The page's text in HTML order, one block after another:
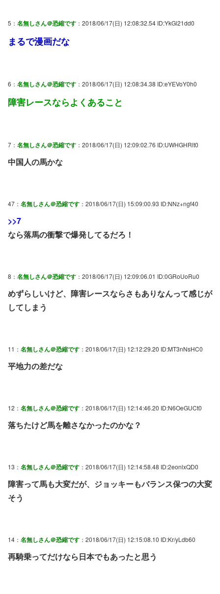
5： 名無しさん＠恐縮です ：2018/06/17(日) 12:08:32.54 ID:YkGl21dd0
まるで漫画だな
6： 名無しさん＠恐縮です ：2018/06/17(日) 12:08:34.38 ID:eYEVoY0h0
障害レースならよくあること
7： 名無しさん＠恐縮です ：2018/06/17(日) 12:09:02.76 ID:UWHGHRlt0
中国人の馬かな
47： 名無しさん＠恐縮です ：2018/06/17(日) 15:09:00.93 ID:NNz+ngf40
>>7
なら落馬の衝撃で爆発してるだろ！
8： 名無しさん＠恐縮です ：2018/06/17(日) 12:09:06.01 ID:0GRoUoRu0
めずらしいけど、障害レースならさもありなんって感じが
してしまう
11： 名無しさん＠恐縮です ：2018/06/17(日) 12:12:29.20 ID:MT3nNsHC0
平地力の差だな
12： 名無しさん＠恐縮です ：2018/06/17(日) 12:14:46.20 ID:N6OeGUCt0
落ちたけど馬を離さなかったのかな？
13： 名無しさん＠恐縮です ：2018/06/17(日) 12:14:58.48 ID:2eonlxQD0
障害って馬も大変だが、ジョッキーもバランス保つの大変
そう
14： 名無しさん＠恐縮です ：2018/06/17(日) 12:15:08.10 ID:Kr/yLdb60
再騎乗ってだけなら日本でもあったと思う